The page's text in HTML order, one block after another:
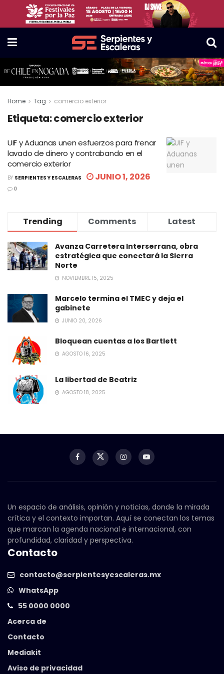
Home Tag comercio exterior
Etiqueta:comercio exterior
UIF y Aduanas unen esfuerzos para frenar
lavado de dinero y contrabando en el
comercio exterior
BY SERPIENTES Y ESCALERAS JUNIO 1, 2026
0
Trending Comments Latest
Avanza Carretera Interserrana, obra
estratégica que conectará la Sierra
Norte
NOVIEMBRE 15, 2025
Marcelo termina el TMEC y deja el
gabinete
JUNIO 20, 2026
Bloquean cuentas a los Bartlett
AGOSTO 16, 2025
La libertad de Beatriz
AGOSTO 18, 2025
Un espacio de análisis, opinión y noticias, donde la mirada
crítica y el contexto importan. Aquí se conectan los temas
que marcan la agenda nacional e internacional, con
profundidad, claridad y perspectiva.
Contacto
contacto@serpientesyescaleras.mx
WhatsApp
55 0000 0000
Acerca de
Contacto
Mediakit
Aviso de privacidad